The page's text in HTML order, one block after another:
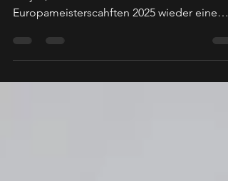
Zwei Jahre nach Gold am WSPS Weltcup in
Europameisterscahften 2025 wieder eine
Medaille im P5 - Mixed 10m Air Pistol
Standard SH1 holen. Alle Eindrücke der EM